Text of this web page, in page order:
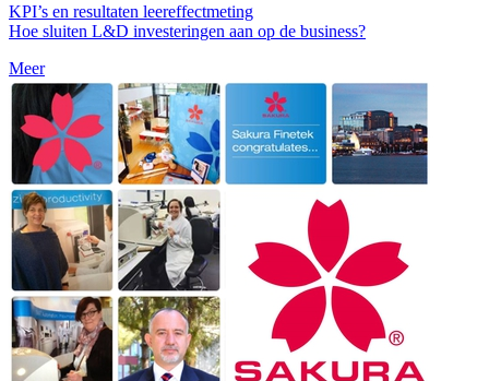
KPI’s en resultaten leereffectmeting
Hoe sluiten L&D investeringen aan op de business?
Meer